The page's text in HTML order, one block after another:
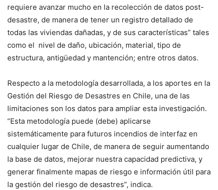
requiere avanzar mucho en la recolección de datos post-
desastre, de manera de tener un registro detallado de
todas las viviendas dañadas, y de sus características” tales
como el nivel de daño, ubicación, material, tipo de
estructura, antigüedad y mantención; entre otros datos.
Respecto a la metodología desarrollada, a los aportes en la
Gestión del Riesgo de Desastres en Chile, una de las
limitaciones son los datos para ampliar esta investigación.
“Esta metodología puede (debe) aplicarse
sistemáticamente para futuros incendios de interfaz en
cualquier lugar de Chile, de manera de seguir aumentando
la base de datos, mejorar nuestra capacidad predictiva, y
generar finalmente mapas de riesgo e información útil para
la gestión del riesgo de desastres”, indica.